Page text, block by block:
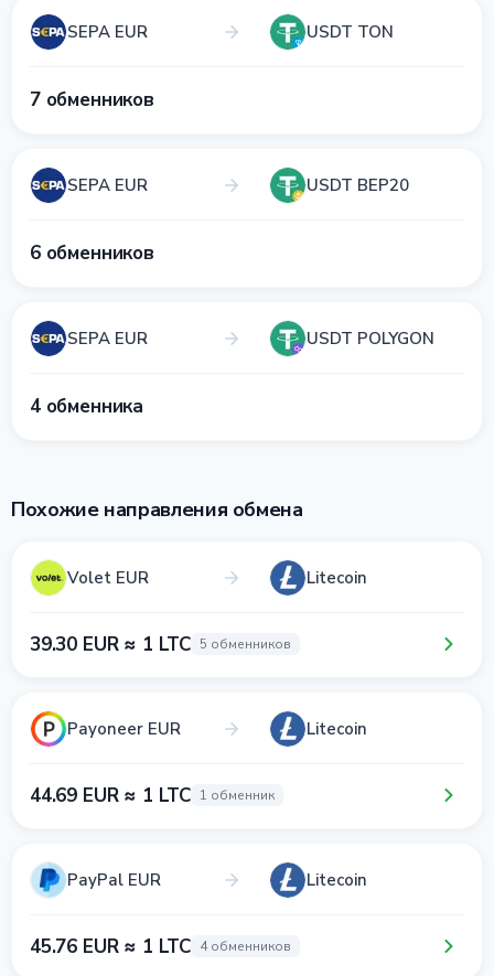
SEPA EUR USDT TON
7 обменников
SEPA EUR USDT BEP20
6 обменников
SEPA EUR USDT POLYGON
4 обменника
Похожие направления обмена
Volet EUR Litecoin
39.30 EUR ≈ 1 LTC 5 обменников
Payoneer EUR Litecoin
44.69 EUR ≈ 1 LTC 1 обменник
PayPal EUR Litecoin
45.76 EUR ≈ 1 LTC 4 обменников